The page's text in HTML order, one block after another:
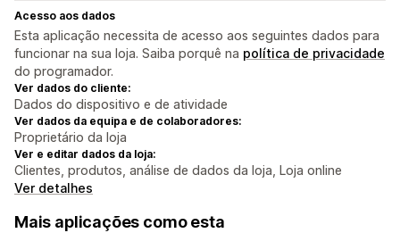
Acesso aos dados
Esta aplicação necessita de acesso aos seguintes dados para
funcionar na sua loja. Saiba porquê na política de privacidade
do programador.
Ver dados do cliente:
Dados do dispositivo e de atividade
Ver dados da equipa e de colaboradores:
Proprietário da loja
Ver e editar dados da loja:
Clientes, produtos, análise de dados da loja, Loja online
Ver detalhes
Mais aplicações como esta